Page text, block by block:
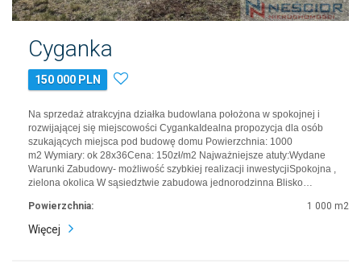
Cyganka
150 000 PLN
Na sprzedaż atrakcyjna działka budowlana położona w spokojnej i
rozwijającej się miejscowości CygankaIdealna propozycja dla osób
szukających miejsca pod budowę domu Powierzchnia: 1000
m2 Wymiary: ok 28x36Cena: 150zł/m2 Najważniejsze atuty:Wydane
Warunki Zabudowy- możliwość szybkiej realizacji inwestycjiSpokojna ,
zielona okolica W sąsiedztwie zabudowa jednorodzinna Blisko…
Powierzchnia: 1 000 m2
Więcej